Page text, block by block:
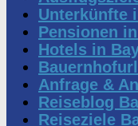
Unterkünfte
Pensionen
Hotels in
Anfrage &
Reiseblog
Reiseziele